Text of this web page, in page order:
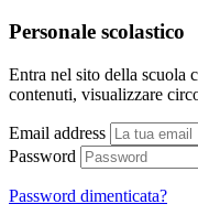
Personale scolastico
Entra nel sito della scuola
contenuti, visualizzare
Email address
Password
Password dimenticata?